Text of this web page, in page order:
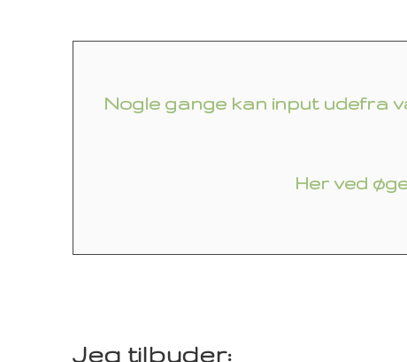
Nogle gange kan input udefra
Her ved
Jeg tilbyder: